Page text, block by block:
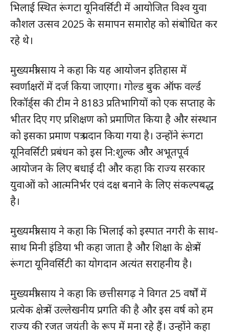
भिलाई स्थित रूंगटा यूनिवर्सिटी में आयोजित विश्व युवा
कौशल उत्सव 2025 के समापन समारोह को संबोधित कर
रहे थे।
मुख्यमंत्री साय ने कहा कि यह आयोजन इतिहास में
स्वर्णाक्षरों में दर्ज किया जाएगा। गोल्ड बुक ऑफ वर्ल्ड
रिकॉर्ड्स की टीम ने 8183 प्रतिभागियों को एक सप्ताह के
भीतर दिए गए प्रशिक्षण को प्रमाणित किया है और संस्थान
को इसका प्रमाण पत्र प्रदान किया गया है। उन्होंने रूंगटा
यूनिवर्सिटी प्रबंधन को इस नि:शुल्क और अभूतपूर्व
आयोजन के लिए बधाई दी और कहा कि राज्य सरकार
युवाओं को आत्मनिर्भर एवं दक्ष बनाने के लिए संकल्पबद्ध
है।
मुख्यमंत्री साय ने कहा कि भिलाई को इस्पात नगरी के साथ-
साथ मिनी इंडिया भी कहा जाता है और शिक्षा के क्षेत्र में
रूंगटा यूनिवर्सिटी का योगदान अत्यंत सराहनीय है।
मुख्यमंत्री साय ने कहा कि छत्तीसगढ़ ने विगत 25 वर्षों में
प्रत्येक क्षेत्र में उल्लेखनीय प्रगति की है और इस वर्ष को हम
राज्य की रजत जयंती के रूप में मना रहे हैं। उन्होंने कहा